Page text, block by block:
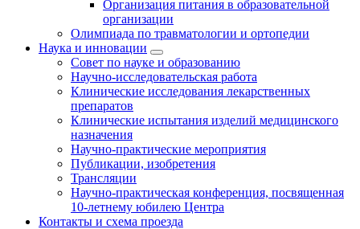
Организация питания в образовательной
организации
Олимпиада по травматологии и ортопедии
Наука и инновации
Совет по науке и образованию
Научно-исследовательская работа
Клинические исследования лекарственных
препаратов
Клинические испытания изделий медицинского
назначения
Научно-практические мероприятия
Публикации, изобретения
Трансляции
Научно-практическая конференция, посвященная
10-летнему юбилею Центра
Контакты и схема проезда